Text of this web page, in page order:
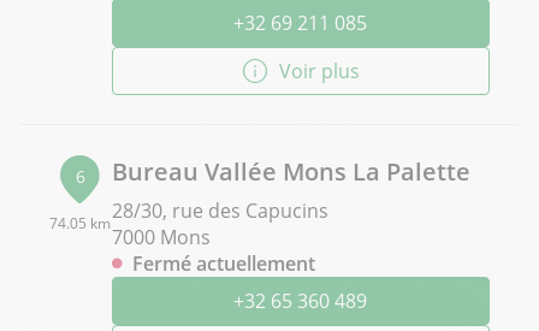
+32 69 211 085
Voir plus
6
74.05 km
Bureau Vallée Mons La Palette
28/30, rue des Capucins
7000 Mons
Fermé actuellement
+32 65 360 489